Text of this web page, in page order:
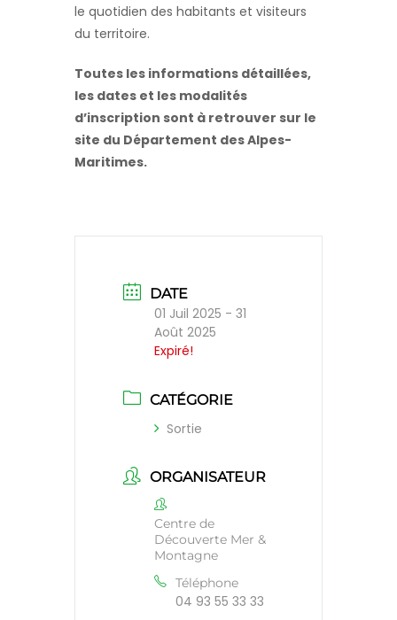
le quotidien des habitants et visiteurs
du territoire.
Toutes les informations détaillées,
les dates et les modalités
d’inscription sont à retrouver sur le
site du Département des Alpes-
Maritimes.
DATE
01 Juil 2025 - 31
Août 2025
Expiré!
CATÉGORIE
Sortie
ORGANISATEUR
Centre de
Découverte Mer &
Montagne
Téléphone
04 93 55 33 33